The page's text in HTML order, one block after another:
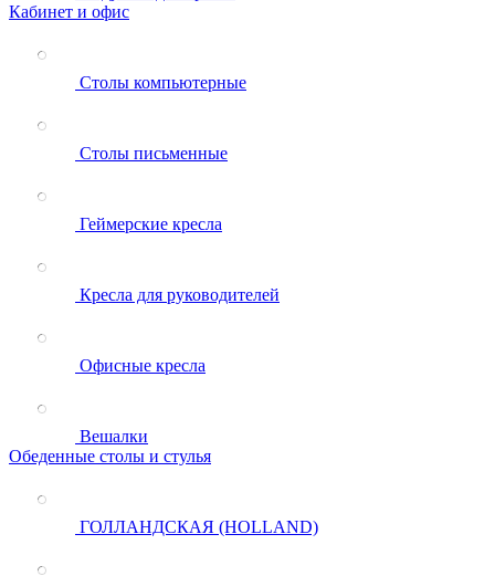
Кабинет и офис
Столы компьютерные
Столы письменные
Геймерские кресла
Кресла для руководителей
Офисные кресла
Вешалки
Обеденные столы и стулья
ГОЛЛАНДСКАЯ (HOLLAND)